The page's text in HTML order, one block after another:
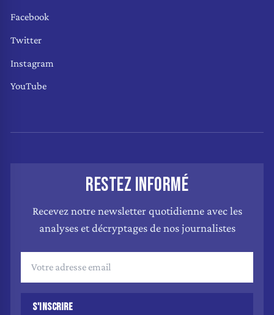
Facebook
Twitter
Instagram
YouTube
RESTEZ INFORMÉ
Recevez notre newsletter quotidienne avec les
analyses et décryptages de nos journalistes
S'INSCRIRE